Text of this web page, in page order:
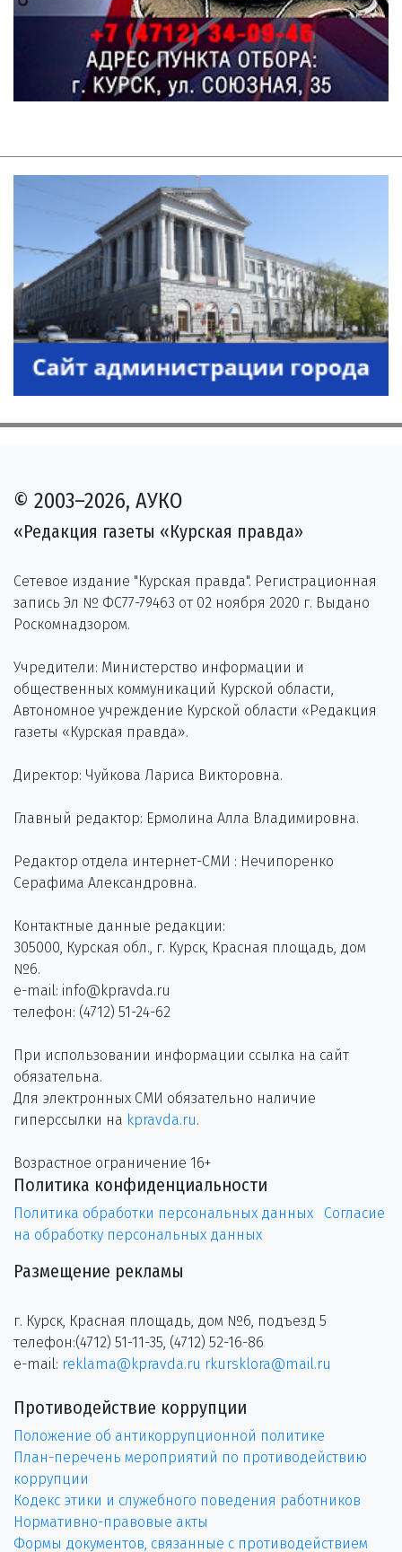
© 2003–2026, АУКО
«Редакция газеты «Курская правда»
Сетевое издание "Курская правда". Регистрационная
запись Эл № ФС77-79463 от 02 ноября 2020 г. Выдано
Роскомнадзором.
Учредители: Министерство информации и
общественных коммуникаций Курской области,
Автономное учреждение Курской области «Редакция
газеты «Курская правда».
Директор: Чуйкова Лариса Викторовна.
Главный редактор: Ермолина Алла Владимировна.
Редактор отдела интернет-СМИ : Нечипоренко
Серафима Александровна.
Контактные данные редакции:
305000, Курская обл., г. Курск, Красная площадь, дом
№6.
e-mail: info@kpravda.ru
телефон: (4712) 51-24-62
При использовании информации ссылка на сайт
обязательна.
Для электронных СМИ обязательно наличие
гиперссылки на kpravda.ru.
Возрастное ограничение 16+
Политика конфиденциальности
Политика обработки персональных данных
Согласие
на обработку персональных данных
Размещение рекламы
г. Курск, Красная площадь, дом №6, подъезд 5
телефон:(4712) 51-11-35, (4712) 52-16-86
e-mail: reklama@kpravda.ru rkursklora@mail.ru
Противодействие коррупции
Положение об антикоррупционной политике
План-перечень мероприятий по противодействию
коррупции
Кодекс этики и служебного поведения работников
Нормативно-правовые акты
Формы документов, связанные с противодействием